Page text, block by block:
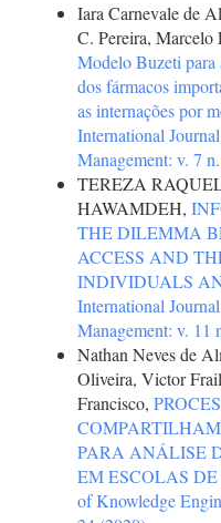
Iara Carnevale de
C. Pereira,
Modelo Buzeti para
dos fármacos
as internações por
International
Management: v. 7
TEREZA
HAWAMDEH,
THE DILEMMA
ACCESS AND
INDIVIDUALS
International
Management: v. 11
Nathan Neves de
Oliveira, Victor
Francisco,
PARA ANÁLISE
EM ESCOLAS
of Knowledge